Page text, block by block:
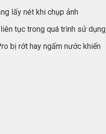
lấy nét khi chụp ảnh
tục trong quá trình sử dụng
bị rớt hay ngấm nước khiến